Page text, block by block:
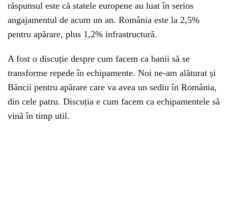
răspunsul este că statele europene au luat în serios
angajamentul de acum un an. România este la 2,5%
pentru apărare, plus 1,2% infrastructură.
A fost o discuție despre cum facem ca banii să se
transforme repede în echipamente. Noi ne-am alăturat și
Băncii pentru apărare care va avea un sediu în România,
din cele patru. Discuția e cum facem ca echipamentele să
vină în timp util.